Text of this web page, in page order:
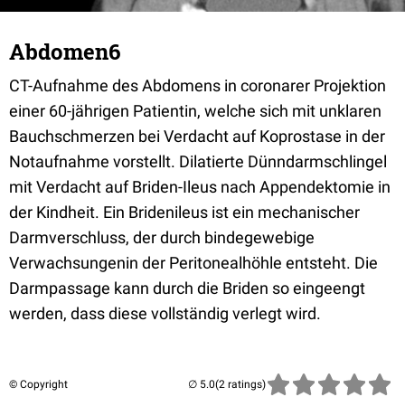
Abdomen6
CT-Aufnahme des Abdomens in coronarer Projektion
einer 60-jährigen Patientin, welche sich mit unklaren
Bauchschmerzen bei Verdacht auf Koprostase in der
Notaufnahme vorstellt. Dilatierte Dünndarmschlingel
mit Verdacht auf Briden-Ileus nach Appendektomie in
der Kindheit. Ein Bridenileus ist ein mechanischer
Darmverschluss, der durch bindegewebige
Verwachsungenin der Peritonealhöhle entsteht. Die
Darmpassage kann durch die Briden so eingeengt
werden, dass diese vollständig verlegt wird.
© Copyright (2 ratings)